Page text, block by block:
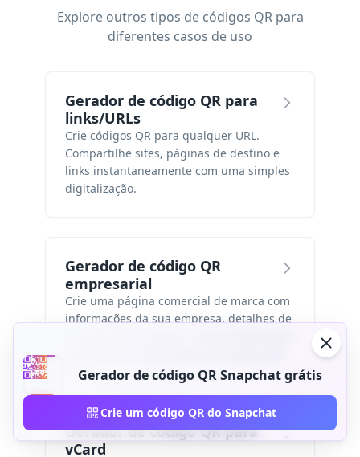
Explore outros tipos de códigos QR para
diferentes casos de uso
Gerador de código QR para
links/URLs
Crie códigos QR para qualquer URL.
Compartilhe sites, páginas de destino e
links instantaneamente com uma simples
digitalização.
Gerador de código QR
empresarial
Crie uma página comercial de marca com
informações da sua empresa, detalhes de
Gerador de código QR para
vCard
Gerador de código QR Snapchat grátis
Crie um código QR do Snapchat